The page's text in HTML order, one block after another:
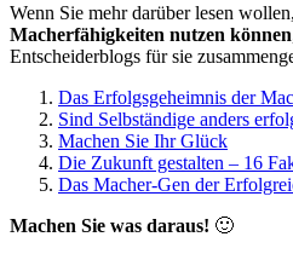
Wenn Sie mehr darüber lesen wollen,
Macherfähigkeiten nutzen können
Entscheiderblogs für sie
Das Erfolgsgeheimnis der
Sind Selbständige anders
Machen Sie Ihr Glück
Die Zukunft gestalten – 16
Das Macher-Gen der
Machen Sie was daraus! 🙂